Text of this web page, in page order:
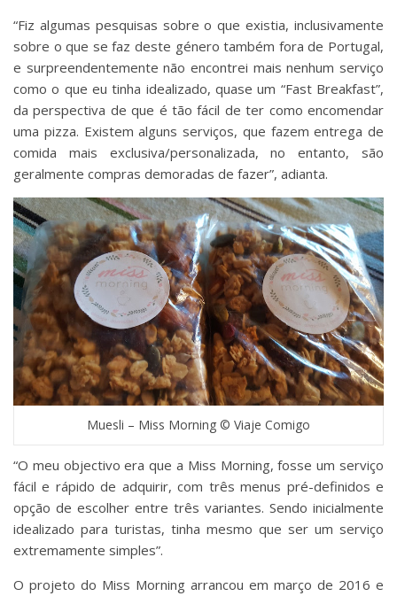
“Fiz algumas pesquisas sobre o que existia, inclusivamente
sobre o que se faz deste género também fora de Portugal,
e surpreendentemente não encontrei mais nenhum serviço
como o que eu tinha idealizado, quase um “Fast Breakfast”,
da perspectiva de que é tão fácil de ter como encomendar
uma pizza. Existem alguns serviços, que fazem entrega de
comida mais exclusiva/personalizada, no entanto, são
geralmente compras demoradas de fazer”, adianta.
Muesli – Miss Morning © Viaje Comigo
“O meu objectivo era que a Miss Morning, fosse um serviço
fácil e rápido de adquirir, com três menus pré-definidos e
opção de escolher entre três variantes. Sendo inicialmente
idealizado para turistas, tinha mesmo que ser um serviço
extremamente simples”.
O projeto do Miss Morning arrancou em março de 2016 e